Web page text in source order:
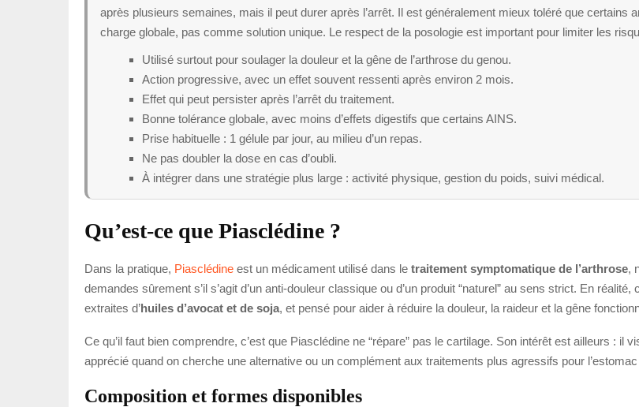
après plusieurs semaines, mais il peut durer après l’arrêt. Il est généralement mieux toléré que certains
charge globale, pas comme solution unique. Le respect de la posologie est important pour limiter les
Utilisé surtout pour soulager la douleur et la gêne de l’arthrose du genou.
Action progressive, avec un effet souvent ressenti après environ 2 mois.
Effet qui peut persister après l’arrêt du traitement.
Bonne tolérance globale, avec moins d’effets digestifs que certains AINS.
Prise habituelle : 1 gélule par jour, au milieu d’un repas.
Ne pas doubler la dose en cas d’oubli.
À intégrer dans une stratégie plus large : activité physique, gestion du poids, suivi médical.
Qu’est-ce que Piasclédine ?
Dans la pratique, Piasclédine est un médicament utilisé dans le traitement symptomatique de l’arthrose,
demandes sûrement s’il s’agit d’un anti-douleur classique ou d’un produit “naturel” au sens strict. En
extraites d’huiles d’avocat et de soja, et pensé pour aider à réduire la douleur, la raideur et la gêne
Ce qu’il faut bien comprendre, c’est que Piasclédine ne “répare” pas le cartilage. Son intérêt est ailleurs :
apprécié quand on cherche une alternative ou un complément aux traitements plus agressifs pour
Composition et formes disponibles